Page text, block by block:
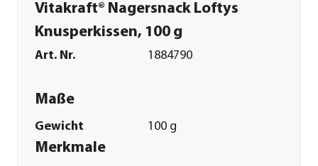
Vitakraft® Nagersnack Loftys
Knusperkissen, 100 g
Art. Nr. 1884790
Maße
Gewicht 100 g
Merkmale